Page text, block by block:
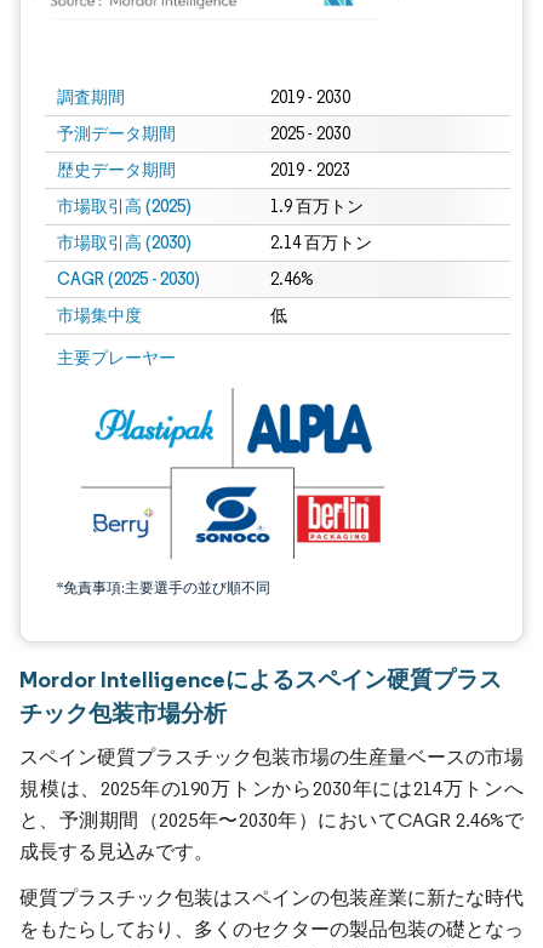
調査期間 2019 - 2030
予測データ期間 2025 - 2030
歴史データ期間 2019 - 2023
市場取引高 (2025) 1.9 百万トン
市場取引高 (2030) 2.14 百万トン
CAGR (2025 - 2030) 2.46%
市場集中度 低
主要プレーヤー
*免責事項:主要選手の並び順不同
Mordor Intelligenceによるスペイン硬質プラス
チック包装市場分析
スペイン硬質プラスチック包装市場の生産量ベースの市場
規模は、2025年の190万トンから2030年には214万トンへ
と、予測期間（2025年〜2030年）においてCAGR 2.46%で
成長する見込みです。
硬質プラスチック包装はスペインの包装産業に新たな時代
をもたらしており、多くのセクターの製品包装の礎となっ